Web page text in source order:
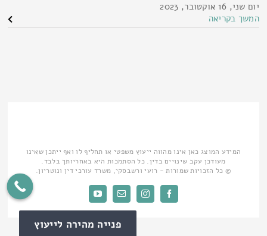
פנייה מהירה לייעוץ
יום שני, 16 אוקטובר, 2023
המשך בקריאה
המידע המוצג כאן אינו מהווה ייעוץ משפטי או תחליף לו ואף ייתכן שאינו
מעודכן עקב שינויים בדין. כל הסתמכות היא באחריותך בלבד.
© כל הזכויות שמורות - רועי ורשבסקי, משרד עורכי דין ונוטריון.
Facebook
Instagramכתובת
דואר
YouTube